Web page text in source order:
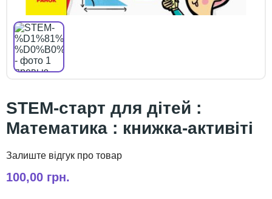
STEM-старт для дітей :
Математика : книжка-активіті
100,00 грн.